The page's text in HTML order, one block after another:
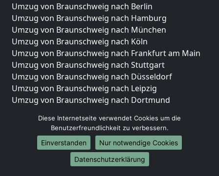
Umzug von Braunschweig nach Berlin
Umzug von Braunschweig nach Hamburg
Umzug von Braunschweig nach München
Umzug von Braunschweig nach Köln
Umzug von Braunschweig nach Frankfurt am Main
Umzug von Braunschweig nach Stuttgart
Umzug von Braunschweig nach Düsseldorf
Umzug von Braunschweig nach Leipzig
Umzug von Braunschweig nach Dortmund
Umzug von Braunschweig nach Bremen
Umzug von Braunschweig nach Dresden
Umzug von Braunschweig nach Hannover
Umzug von Braunschweig nach Nürnberg
Umzug von Braunschweig nach Duisburg
Diese Internetseite verwendet Cookies um die
Benutzerfreundlichkeit zu verbessern.
Einverstanden
Nur notwendige Cookies
Datenschutzerklärung